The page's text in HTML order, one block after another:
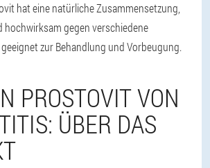
hat eine natürliche Zusammensetzung,
hochwirksam gegen verschiedene
zur Behandlung und Vorbeugung.
PROSTOVIT VON
ÜBER DAS